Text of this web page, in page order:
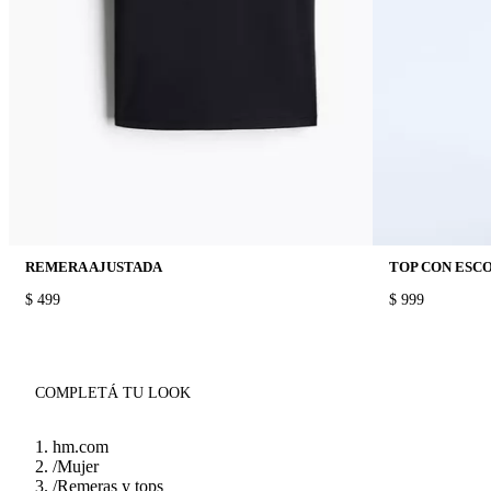
REMERA AJUSTADA
PRICE:
$ 499
TOP CON
PRICE:
$ 999
COMPLETÁ TU LOOK
hm.com
/Mujer
/Remeras y tops